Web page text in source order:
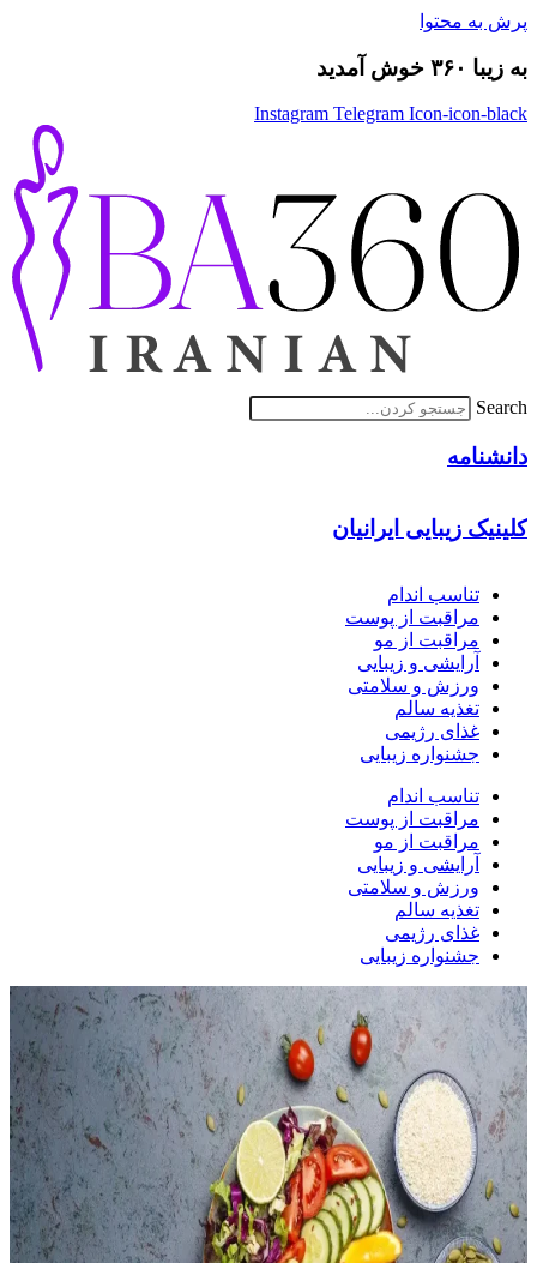
پرش به محتوا
به زیبا ۳۶۰ خوش آمدید
Instagram Telegram Icon-icon-black
Search
دانشنامه
کلینیک زیبایی ایرانیان
تناسب اندام
مراقبت از پوست
مراقبت از مو
آرایشی و زیبایی
ورزش و سلامتی
تغذیه سالم
غذای رژیمی
جشنواره زیبایی
تناسب اندام
مراقبت از پوست
مراقبت از مو
آرایشی و زیبایی
ورزش و سلامتی
تغذیه سالم
غذای رژیمی
جشنواره زیبایی